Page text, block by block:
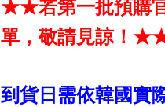
★★若第一批預購官
單，敬請見諒！
到貨日需依韓國實